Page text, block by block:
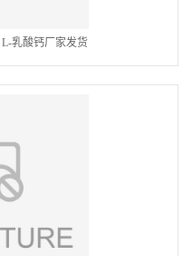
L-乳酸钙厂家发货